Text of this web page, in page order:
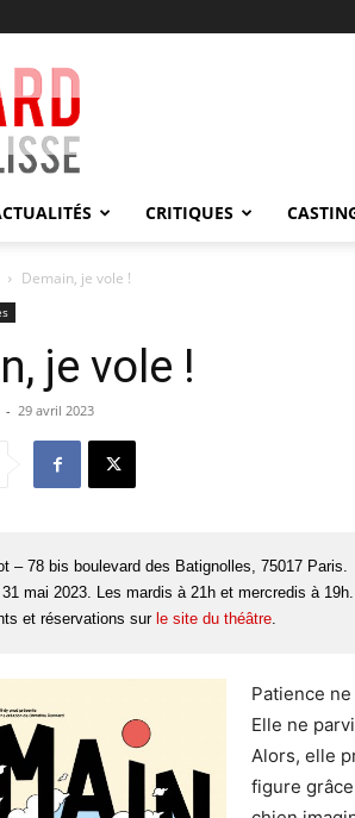
Regard
en
Coulisse
CRITIQUES
Demain, je vole !
je vole !
- 29 avril 2023
– 78 bis boulevard des Batignolles, 75017 Paris.
mai 2023. Les mardis à 21h et mercredis à 19h.
et réservations sur le site du théâtre.
Patience
Elle ne
Alors, elle
figure